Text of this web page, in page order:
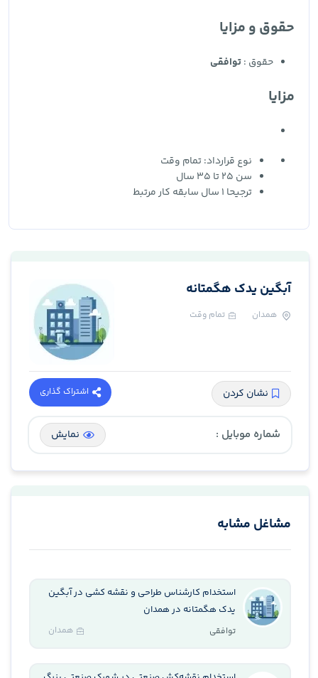
حقوق و مزایا
حقوق :توافقی
مزایا
نوع قرارداد: تمام وقت
سن 25 تا 35 سال
ترجیحا 1 سال سابقه کار مرتبط
آبگین یدک هگمتانه
همدان تمام وقت
نشان کردن اشتراک گذاری
شماره موبایل : نمایش
مشاغل مشابه
استخدام کارشناس طراحی و نقشه کشی در آبگین
یدک هگمتانه در همدان
توافقی همدان